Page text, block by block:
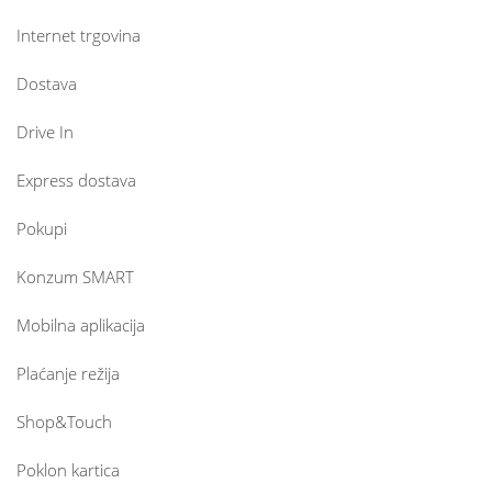
Internet trgovina
Dostava
Drive In
Express dostava
Pokupi
Konzum SMART
Mobilna aplikacija
Plaćanje režija
Shop&Touch
Poklon kartica